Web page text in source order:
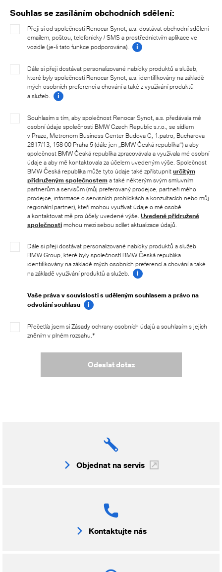
Souhlas se zasíláním obchodních sdělení:
Přeji si od společnosti Renocar Synot, a.s. dostávat obchodní sdělení
emailem, poštou, telefonicky / SMS a prostřednictvím aplikace ve
vozidle (je-li tato funkce podporována).
i
Dále si přeji dostávat personalizované nabídky produktů a služeb,
které byly společností Renocar Synot, a.s. identifikovány na základě
mých osobních preferencí a chování a také z využívání produktů
a služeb.
i
Souhlasím s tím, aby společnost Renocar Synot, a.s. předávala mé
osobní údaje společnosti BMW Czech Republic s.r.o., se sídlem
v Praze, Metronom Business Center Budova C, 1.patro, Bucharova
2817/13, 158 00 Praha 5 (dále jen „BMW Česká republika“) a aby
společnost BMW Česká republika zpracovávala a využívala mé osobní
údaje a aby mě kontaktovala za účelem uvedeným výše. Společnost
BMW Česká republika může tyto údaje také zpřístupnit určitým
přidruženým společnostem a také některým svým smluvním
partnerům a servisům (můj preferovaný prodejce, partneři mého
prodejce, informace o servisních prohlídkách a konzultacích nebo můj
regionální partner), kteří mohou využívat údaje o mé osobě
a kontaktovat mě pro účely uvedené výše. Uvedené přidružené
společnosti mohou mezi sebou sdílet aktualizace údajů.
Dále si přeji dostávat personalizované nabídky produktů a služeb
BMW Group, které byly společností BMW Česká republika
identifikovány na základě mých osobních preferencí a chování a také
na základě využívání produktů a služeb.
i
Vaše práva v souvislosti s uděleným souhlasem a právo na
odvolání souhlasu
i
Přečetl/a jsem si Zásady ochrany osobních údajů a souhlasím s jejich
zněním v plném rozsahu.*
Odeslat dotaz
Objednat na servis
Kontaktujte nás